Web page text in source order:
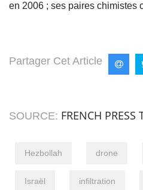
en 2006 ; ses paires
Partager Cet Article
SOURCE: FRENCH PRESS
Hezbollah drone
Israël infiltration